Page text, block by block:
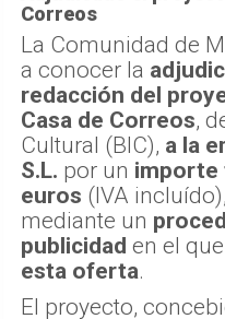
Adjudicado el
Correos
La Comunidad de
a conocer la
redacción del
Casa de Correos,
Cultural (BIC),a la
S.L.por un importe
euros(IVA
mediante un
publicidaden el que
esta oferta